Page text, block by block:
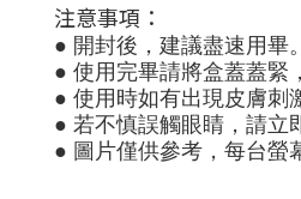
注意事項：
● 開封後，建議盡速用畢。
● 使用完畢請將盒蓋蓋緊
● 使用時如有出現皮膚刺
● 若不慎誤觸眼睛，請立
● 圖片僅供參考，每台螢